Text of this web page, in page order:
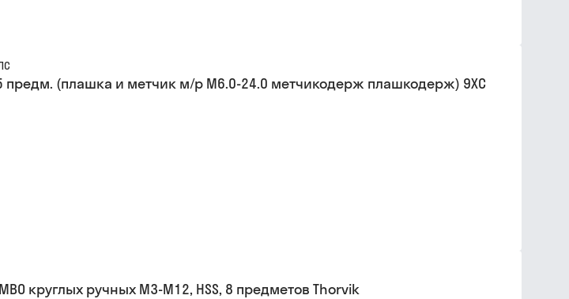
предм. (плашка и метчик м/р М6.0-24.0 метчикодерж плашкодерж) 9ХС
круглых ручных М3-М12, HSS, 8 предметов Thorvik